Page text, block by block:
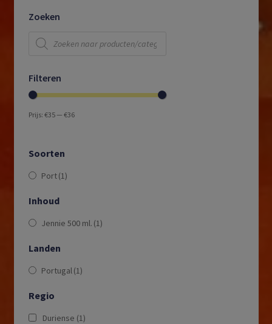
Zoeken
Producten
zoeken
Filteren
Prijs: €35— €36
Soorten
Port(1)
Inhoud
Jennie 500 ml. (1)
Landen
Portugal (1)
Regio
Duriense (1)